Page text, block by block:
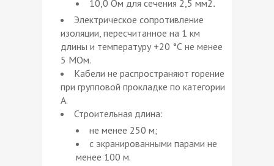
10,0 Ом для сечения 2,5 мм2
Электрическое сопротивление
изоляции, пересчитанное на 1 км
длины и температуру +20 °С не менее
5 МОм.
Кабели не распространяют горение
при групповой прокладке по категории
А.
Строительная длина:
не менее 250 м;
с экранированными парами не
менее 100 м.